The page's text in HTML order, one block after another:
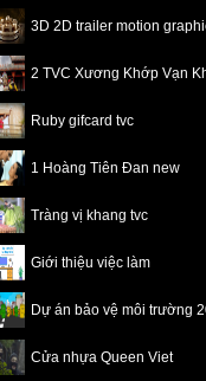
3D 2D trailer motion
2 TVC Xương Khớp Vạn
Ruby gifcard tvc
1 Hoàng Tiên Đan new
Tràng vị khang tvc
Giới thiệu việc làm
Dự án bảo vệ môi trường
Cửa nhựa Queen Viet